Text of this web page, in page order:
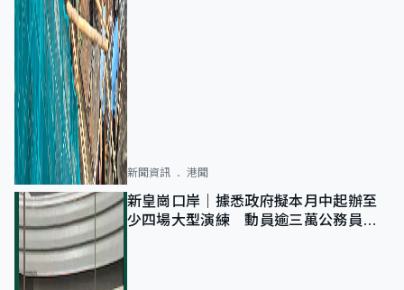
新聞資訊 港聞
新皇崗口岸｜據悉政府擬本月中起辦至
少四場大型演練 動員逾三萬公務員人